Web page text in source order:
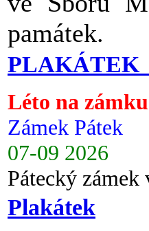
památek.
PLAKÁTEK
Léto na
Zámek Pátek
07-09 2026
Pátecký
Plakátek